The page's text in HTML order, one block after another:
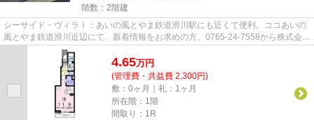
階数：2階建
シーサイド・ヴィラⅠ：あいの風とやま鉄道滑川駅にも近くて便利。ココあいの
風とやま鉄道滑川近辺にて、新着情報をお求めの方、0765-24-7558から株式会社
大城不動産までご連絡を。良い...
4.65万円
(管理費・共益費 2,300円)
敷：0ヶ月｜礼：1ヶ月
所在階：1階
間取り：1R